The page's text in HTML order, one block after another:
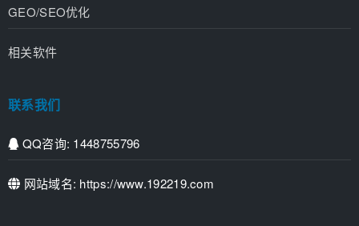
GEO/SEO优化
相关软件
联系我们
QQ咨询: 1448755796
网站域名: https://www.192219.com